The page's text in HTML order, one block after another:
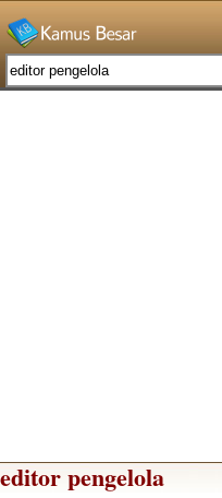
editor pengelola